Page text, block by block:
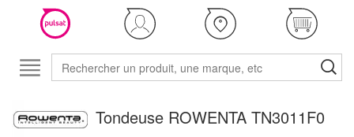
Tondeuse ROWENTA TN3011F0